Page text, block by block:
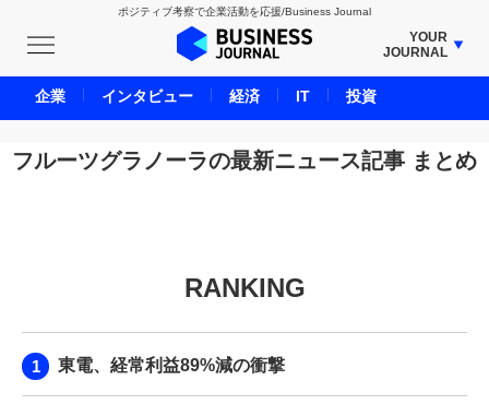
ポジティブ考察で企業活動を応援/Business Journal
YOUR
JOURNAL
BUSINESS JOURNAL
UNICORN JOURNAL
CARBON CREDITS JOURNAL
LIFE ENDING JOURNAL
フルーツグラノーラの最新ニュース記事 まとめ
RANKING
東電、経常利益89%減の衝撃
企業 インタビュー 経済 IT 投資